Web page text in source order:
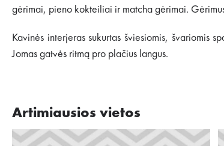
gėrimai, pieno kokteiliai ir matcha gėrimai.
Kavinės interjeras sukurtas šviesiomis, švariomis
Jomas gatvės ritmą pro plačius langus.
Artimiausios vietos